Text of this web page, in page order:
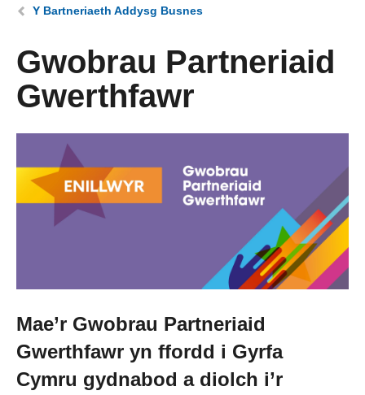
Cynllunio eich Gyrfa
Cyrsiau a Hyfforddiant
Cael Swydd
Prentisiaethau
Newyddion
Amdanom ni
Rydych chi yma:
Y Bartneriaeth Addysg Busnes
Gwobrau Partneriaid
Gwerthfawr
Mae’r Gwobrau Partneriaid
Gwerthfawr yn ffordd i Gyrfa
Cymru gydnabod a diolch i’r